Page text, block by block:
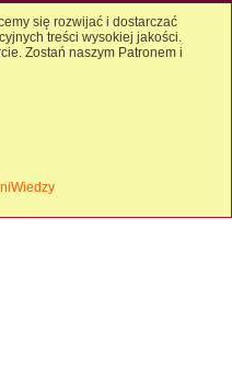
się rozwijać i dostarczać
treści wysokiej jakości.
Zostań naszym Patronem i